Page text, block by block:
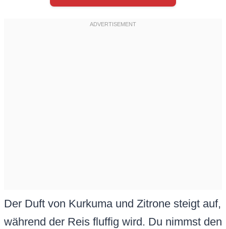
Der Duft von Kurkuma und Zitrone steigt auf,
während der Reis fluffig wird. Du nimmst den